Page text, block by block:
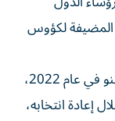
المضيفة لكؤوس
وأطلقت كلافينيس أول سهامها تجاه إنفانتينو في عام 2022،
إعادة انتخابه،